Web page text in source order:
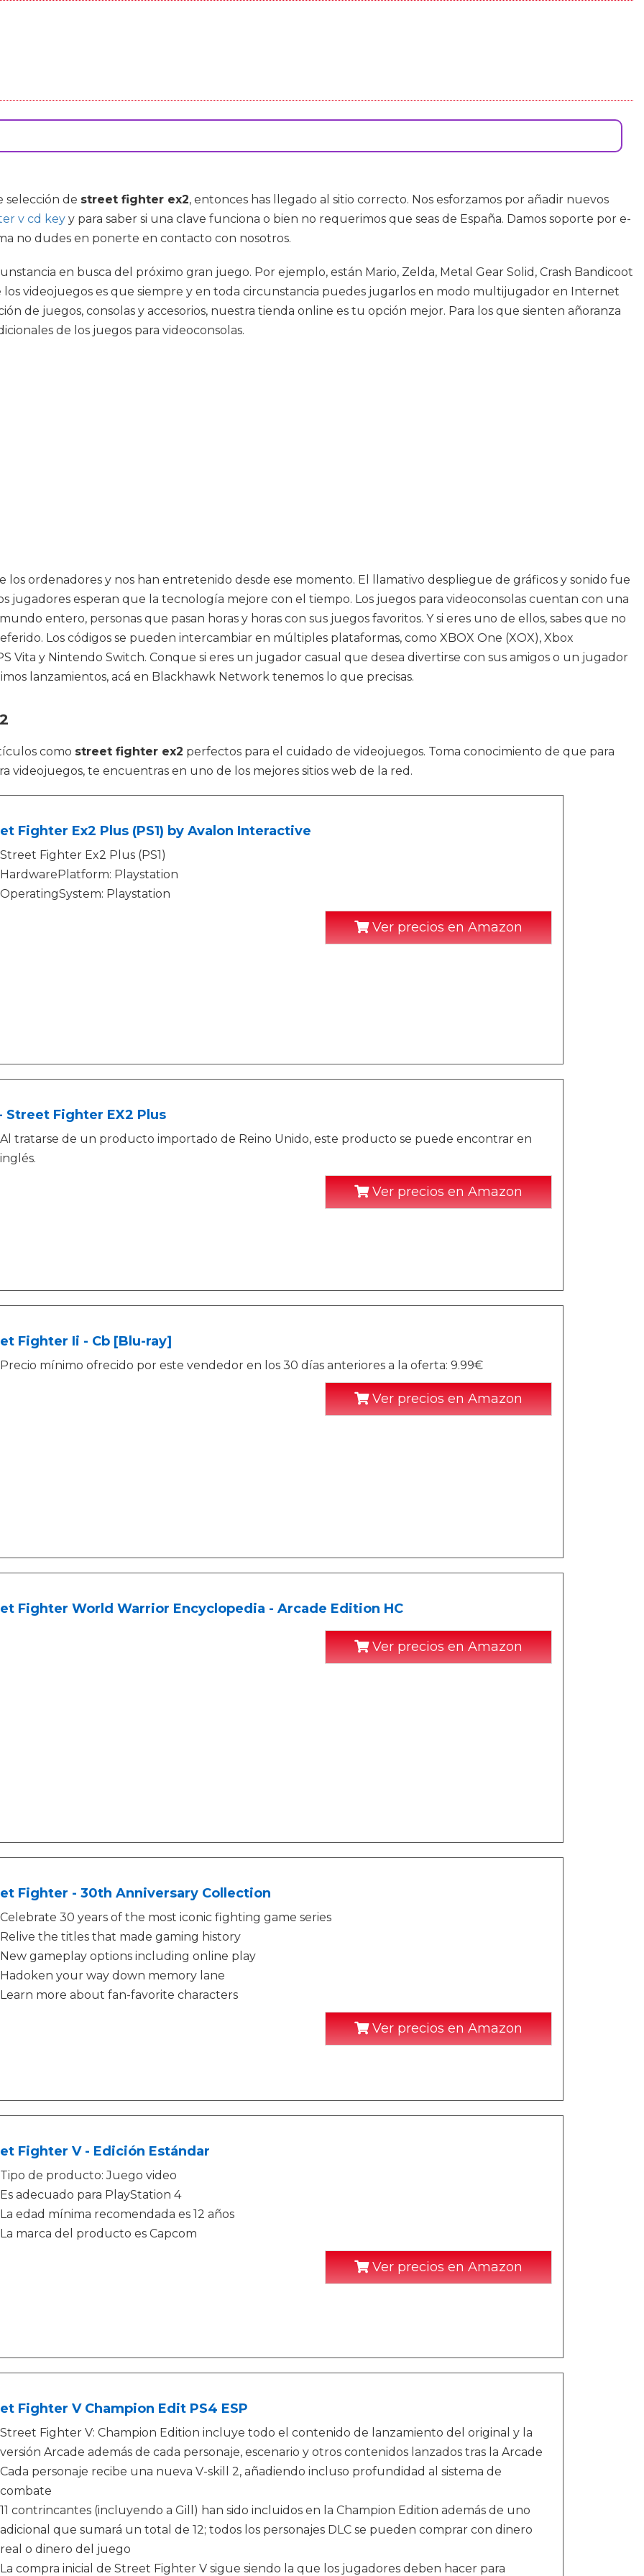
selección de street fighter ex2, entonces has llegado al sitio correcto. Nos esforzamos por añadir nuevos
v cd key y para saber si una clave funciona o bien no requerimos que seas de España. Damos soporte por e-
no dudes en ponerte en contacto con nosotros.
en busca del próximo gran juego. Por ejemplo, están Mario, Zelda, Metal Gear Solid, Crash Bandicoot
los videojuegos es que siempre y en toda circunstancia puedes jugarlos en modo multijugador en Internet
de juegos, consolas y accesorios, nuestra tienda online es tu opción mejor. Para los que sienten añoranza
de los juegos para videoconsolas.
ordenadores y nos han entretenido desde ese momento. El llamativo despliegue de gráficos y sonido fue
jugadores esperan que la tecnología mejore con el tiempo. Los juegos para videoconsolas cuentan con una
entero, personas que pasan horas y horas con sus juegos favoritos. Y si eres uno de ellos, sabes que no
Los códigos se pueden intercambiar en múltiples plataformas, como XBOX One (XOX), Xbox
Vita y Nintendo Switch. Conque si eres un jugador casual que desea divertirse con sus amigos o un jugador
lanzamientos, acá en Blackhawk Network tenemos lo que precisas.
como street fighter ex2 perfectos para el cuidado de videojuegos. Toma conocimiento de que para
videojuegos, te encuentras en uno de los mejores sitios web de la red.
Fighter Ex2 Plus (PS1) by Avalon Interactive
Street Fighter Ex2 Plus (PS1)
HardwarePlatform: Playstation
OperatingSystem: Playstation
Ver precios en Amazon
Street Fighter EX2 Plus
Al tratarse de un producto importado de Reino Unido, este producto se puede encontrar en
inglés.
Ver precios en Amazon
Fighter Ii - Cb [Blu-ray]
Precio mínimo ofrecido por este vendedor en los 30 días anteriores a la oferta: 9.99€
Ver precios en Amazon
Fighter World Warrior Encyclopedia - Arcade Edition HC
Ver precios en Amazon
Fighter - 30th Anniversary Collection
Celebrate 30 years of the most iconic fighting game series
Relive the titles that made gaming history
New gameplay options including online play
Hadoken your way down memory lane
Learn more about fan-favorite characters
Ver precios en Amazon
Fighter V - Edición Estándar
Tipo de producto: Juego video
Es adecuado para PlayStation 4
La edad mínima recomendada es 12 años
La marca del producto es Capcom
Ver precios en Amazon
Fighter V Champion Edit PS4 ESP
Street Fighter V: Champion Edition incluye todo el contenido de lanzamiento del original y la
versión Arcade además de cada personaje, escenario y otros contenidos lanzados tras la Arcade
Cada personaje recibe una nueva V-skill 2, añadiendo incluso profundidad al sistema de
combate
11 contrincantes (incluyendo a Gill) han sido incluidos en la Champion Edition además de uno
adicional que sumará un total de 12; todos los personajes DLC se pueden comprar con dinero
real o dinero del juego
La compra inicial de Street Fighter V sigue siendo la que los jugadores deben hacer para